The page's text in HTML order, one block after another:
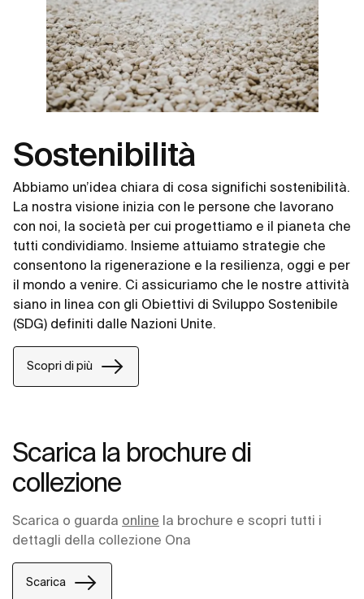
Sostenibilità
Abbiamo un’idea chiara di cosa significhi sostenibilità.
La nostra visione inizia con le persone che lavorano
con noi, la società per cui progettiamo e il pianeta che
tutti condividiamo. Insieme attuiamo strategie che
consentono la rigenerazione e la resilienza, oggi e per
il mondo a venire. Ci assicuriamo che le nostre attività
siano in linea con gli Obiettivi di Sviluppo Sostenibile
(SDG) definiti dalle Nazioni Unite.
Scopri di più
Scarica la brochure di
collezione
Scarica o guarda online la brochure e scopri tutti i
dettagli della collezione Ona
Scarica